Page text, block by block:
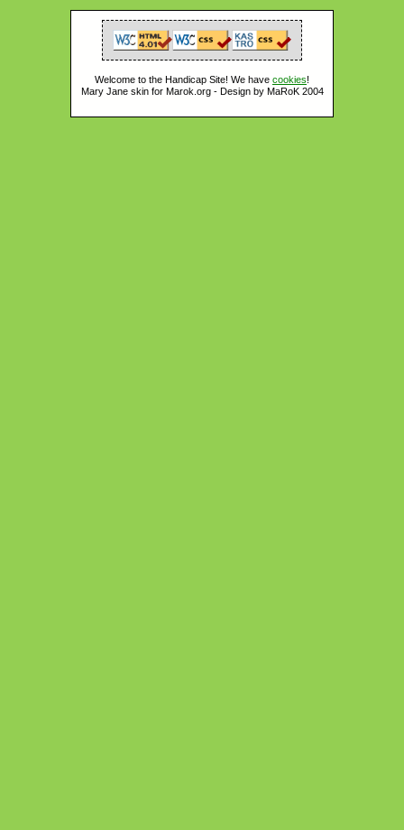
Welcome to the Handicap Site! We have cookies!
Mary Jane skin for Marok.org - Design by MaRoK 2004